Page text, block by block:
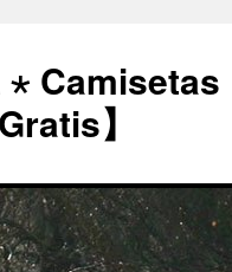
Camisetas
】